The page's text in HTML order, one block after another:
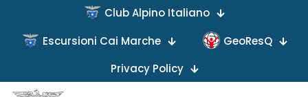
Club Alpino Italiano
Escursioni Cai Marche
GeoResQ
Privacy Policy